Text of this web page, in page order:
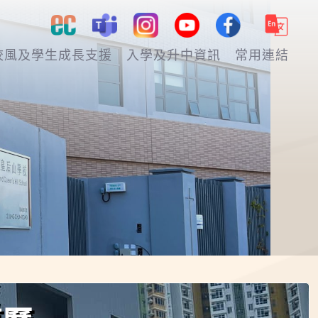
風及學生成長支援 入學及升中資訊 常用連結